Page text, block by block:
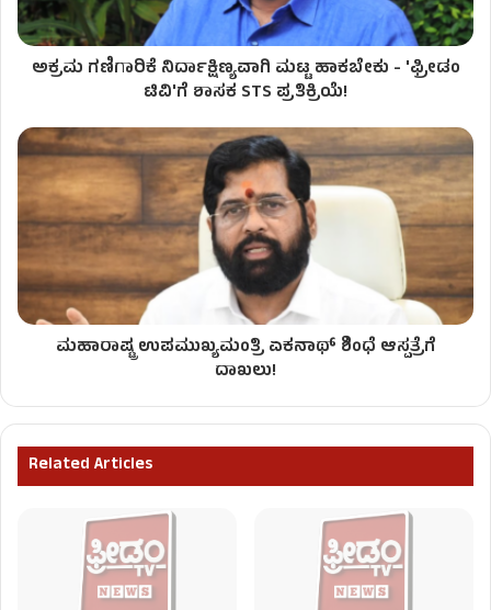
ಅಕ್ರಮ ಗಣಿಗಾರಿಕೆ ನಿರ್ದಾಕ್ಷಿಣ್ಯವಾಗಿ ಮಟ್ಟ ಹಾಕಬೇಕು - 'ಫ್ರೀಡಂ
ಟಿವಿ'ಗೆ ಶಾಸಕ STS ಪ್ರತಿಕ್ರಿಯೆ!
ಮಹಾರಾಷ್ಟ್ರ ಉಪಮುಖ್ಯಮಂತ್ರಿ ಏಕನಾಥ್ ಶಿಂಧೆ ಆಸ್ಪತ್ರೆಗೆ
ದಾಖಲು!
Related Articles